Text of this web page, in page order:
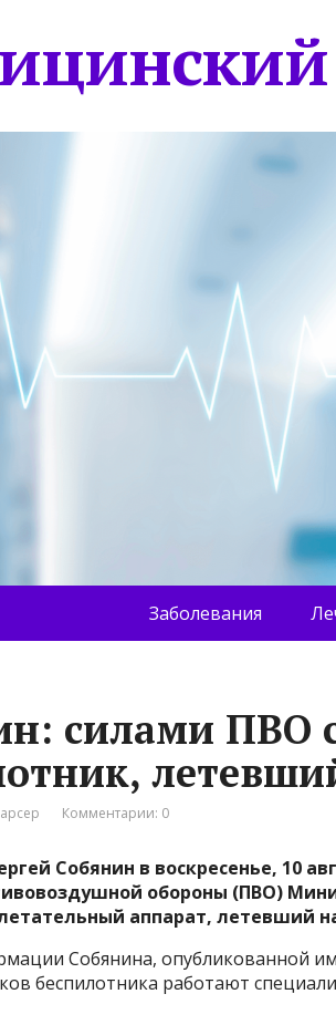
Заболевания
силами ПВО
Комментарии: 0
Собянин в воскресенье, 10
обороны (ПВО)
аппарат, летевший
Собянина, опубликованной
беспилотника работают